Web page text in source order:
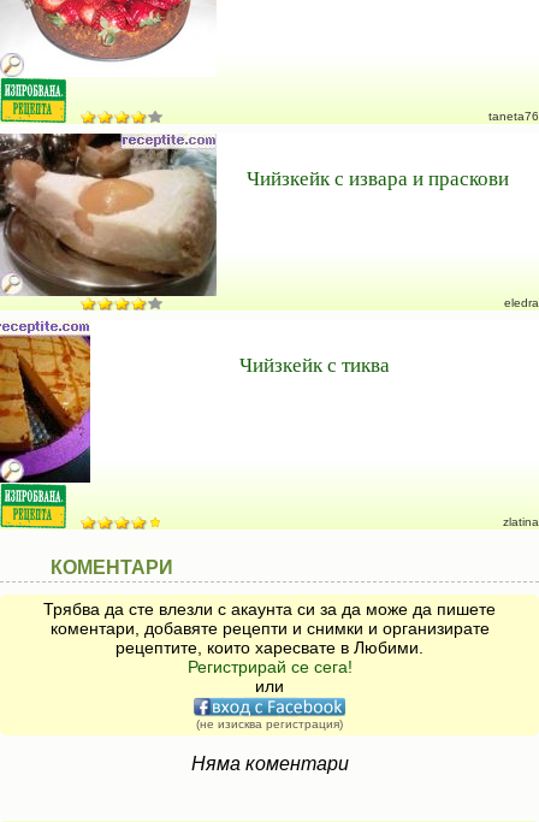
taneta76
Чийзкейк с извара и праскови
eledra
Чийзкейк с тиква
zlatina
КОМЕНТАРИ
Трябва да сте влезли с акаунта си за да може да пишете
коментари, добавяте рецепти и снимки и организирате
рецептите, които харесвате в Любими.
Регистрирай се сега!
или
(не изисква регистрация)
Няма коментари